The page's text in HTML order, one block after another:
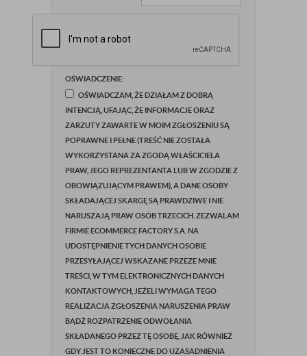
OŚWIADCZENIE:
OŚWIADCZAM, ŻE DZIAŁAM Z DOBRĄ
INTENCJĄ, UFAJĄC, ŻE INFORMACJE ORAZ
ZARZUTY ZAWARTE W MOIM ZGŁOSZENIU SĄ
POPRAWNE I PEŁNE (TREŚĆ NIE ZOSTAŁA
WYKORZYSTANA ZA ZGODĄ WŁAŚCICIELA
PRAW, JEGO REPREZENTANTA LUB W ZGODZIE Z
OBOWIĄZUJĄCYM PRAWEM), A DANE OSOBY
SKŁADAJĄCEJ SKARGĘ SĄ PRAWDZIWE I NIE
NARUSZAJĄ PRAW OSÓB TRZECICH. ZEZWALAM
FIRMIE ECOMMERCE FACTORY S.A. NA
UDOSTĘPNIENIE TYCH DANYCH OSOBIE
PRZESYŁAJĄCEJ WSKAZANE PRZEZE MNIE
TREŚCI, W TYM ELEKTRONICZNYCH DANYCH
KONTAKTOWYCH, JEŻELI WYMAGA TEGO
REALIZACJA ZGŁOSZENIA NARUSZENIA PRAW
BĄDŹ ROZPATRZENIE ODWOŁANIA
SKŁADANEGO PRZEZ TĘ OSOBĘ, JAK RÓWNIEŻ
GDY JEST TO KONIECZNE DO UZASADNIENIA